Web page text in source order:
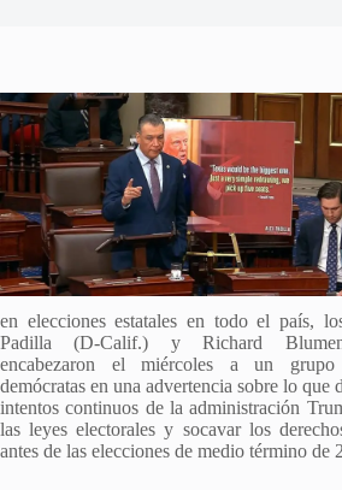
en elecciones estatales en todo el país,
Padilla (D-Calif.) y Richard
encabezaron el miércoles a un grupo
demócratas en una advertencia sobre lo que
intentos continuos de la administración
las leyes electorales y socavar los
antes de las elecciones de medio término de